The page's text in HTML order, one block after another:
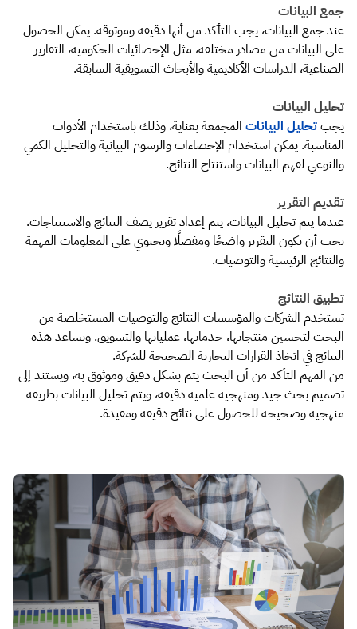
جمع البيانات
عند جمع البيانات، يجب التأكد من أنها دقيقة وموثوقة. يمكن الحصول
على البيانات من مصادر مختلفة، مثل الإحصائيات الحكومية، التقارير
الصناعية، الدراسات الأكاديمية والأبحاث التسويقية السابقة.
تحليل البيانات
يجبتحليل البيانات المجمعة بعناية، وذلك باستخدام الأدوات
المناسبة. يمكن استخدام الإحصاءات والرسوم البيانية والتحليل الكمي
والنوعي لفهم البيانات واستنتاج النتائج.
تقديم التقرير
عندما يتم تحليل البيانات، يتم إعداد تقرير يصف النتائج والاستنتاجات.
يجب أن يكون التقرير واضحًا ومفصلًا ويحتوي على المعلومات المهمة
والنتائج الرئيسية والتوصيات.
تطبيق النتائج
تستخدم الشركات والمؤسسات النتائج والتوصيات المستخلصة من
البحث لتحسين منتجاتها، خدماتها، عملياتها والتسويق. وتساعد هذه
النتائج في اتخاذ القرارات التجارية الصحيحة للشركة.
من المهم التأكد من أن البحث يتم بشكل دقيق وموثوق به، ويستند إلى
تصميم بحث جيد ومنهجية علمية دقيقة، ويتم تحليل البيانات بطريقة
منهجية وصحيحة للحصول على نتائج دقيقة ومفيدة.